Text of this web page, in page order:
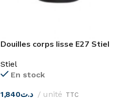
Douilles corps lisse E27 Stiel
Stiel
En stock
د.ت1,840 unité TTC